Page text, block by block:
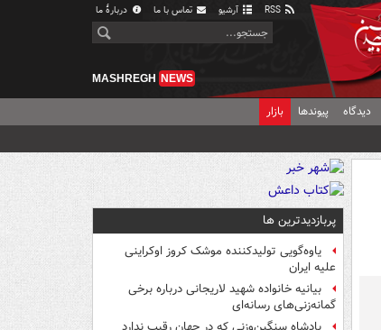
آرشیو تماس با ما دربارهٔ ما
MASHREGH NEWS
دیدگاه پیوندها بازار
پربازدیدترین ها
یاوه‌گویی تولیدکننده موشک کروز اوکراینی
علیه ایران
بیانیه خانواده شهید لاریجانی درباره برخی
گمانه‌زنی‌های رسانه‌ای